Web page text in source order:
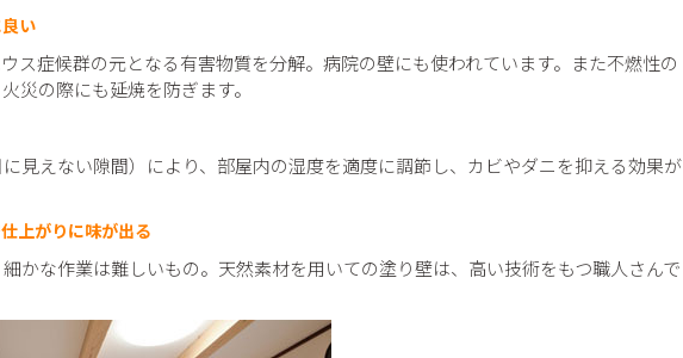
い
ス症候群の元となる有害物質を分解。病院の壁にも使われています。また不燃性の
災の際にも延焼を防ぎます。
見えない隙間）により、部屋内の湿度を適度に調節し、カビやダニを抑える効果が
上がりに味が出る
かな作業は難しいもの。天然素材を用いての塗り壁は、高い技術をもつ職人さんで